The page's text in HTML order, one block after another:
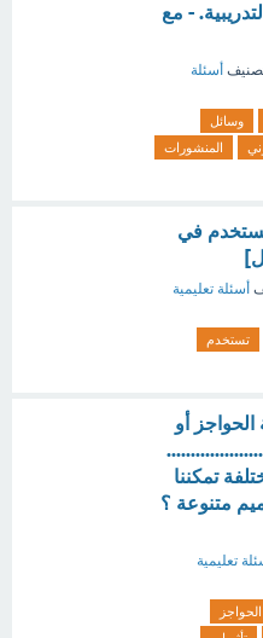
- مع
أسئلة
وسائل
المنشورات
في
أسئلة تعليمية
تستخدم
أو
تمكننا
متنوعة ؟
تعليمية
الحواجز